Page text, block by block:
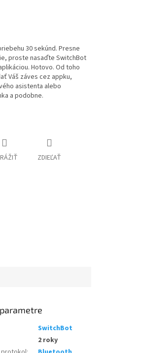
30 sekúnd. Presne
proste nasaďte SwitchBot
Hotovo. Od toho
Váš záves cez appku,
asistenta alebo
a podobne.
ZDIEĽAŤ
SwitchBot
2 roky